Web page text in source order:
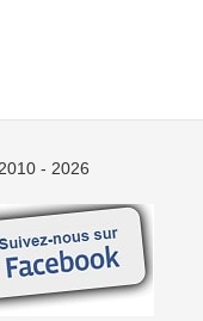
- 2026